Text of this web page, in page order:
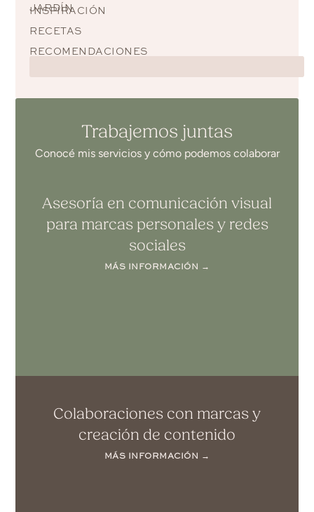
JARDÍN
INSPIRACIÓN
RECETAS
RECOMENDACIONES
Trabajemos juntas
Conocé mis servicios y cómo podemos colaborar
Asesoría en comunicación visual
para marcas personales y redes
sociales
MÁS INFORMACIÓN →
Colaboraciones con marcas y
creación de contenido
MÁS INFORMACIÓN →